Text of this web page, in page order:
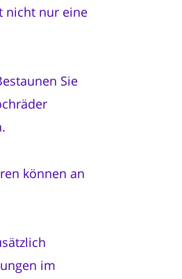
nicht nur eine
Sie
können an
im